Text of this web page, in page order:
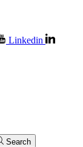
Linkedin
Search